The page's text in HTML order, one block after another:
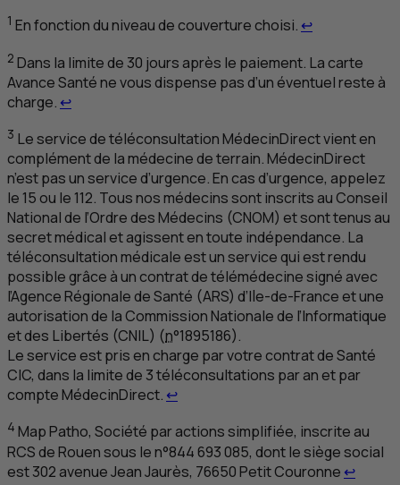
1 En fonction du niveau de couverture choisi. ↩Retour au
2 Dans la limite de 30 jours après le paiement. La carte
Avance Santé ne vous dispense pas d’un éventuel reste à
charge. ↩Retour au renvoi 2
3 Le service de téléconsultation MédecinDirect vient en
complément de la médecine de terrain. MédecinDirect
n’est pas un service d’urgence. En cas d’urgence, appelez
le 15 ou le 112. Tous nos médecins sont inscrits au Conseil
National de l’Ordre des Médecins (CNOM) et sont tenus au
secret médical et agissent en toute indépendance. La
téléconsultation médicale est un service qui est rendu
possible grâce à un contrat de télémédecine signé avec
l’Agence Régionale de Santé (ARS) d’Ile-de-France et une
autorisation de la Commission Nationale de l’Informatique
et des Libertés (CNIL) (n°1895186).
Le service est pris en charge par votre contrat de Santé
CIC, dans la limite de 3 téléconsultations par an et par
compte MédecinDirect. ↩Retour au renvoi 3
4 Map Patho, Société par actions simplifiée, inscrite au
RCSde Rouen sous le n°844 693 085, dont le siège social
est 302 avenue Jean Jaurès, 76650 Petit Couronne ↩